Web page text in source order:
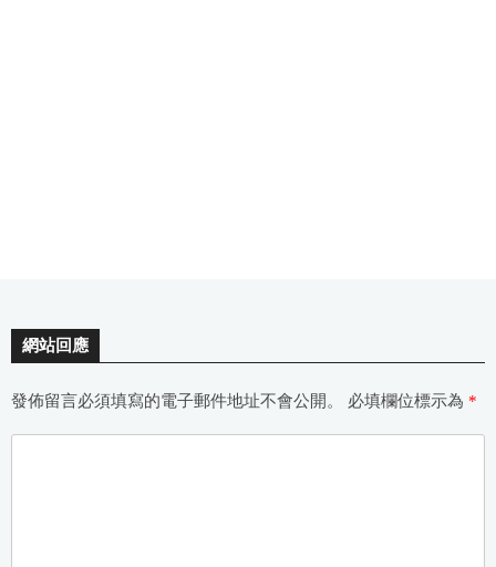
網站回應
發佈留言必須填寫的電子郵件地址不會公開。 必填欄位標示為 *